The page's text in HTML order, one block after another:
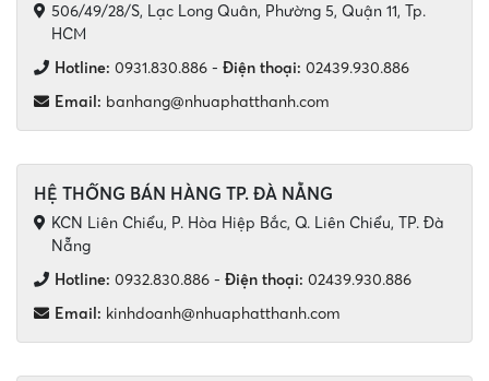
506/49/28/S, Lạc Long Quân, Phường 5, Quận 11, Tp.
HCM
Hotline: 0931.830.886 - Điện thoại: 02439.930.886
Email: banhang@nhuaphatthanh.com
HỆ THỐNG BÁN HÀNG TP. ĐÀ NẴNG
KCN Liên Chiểu, P. Hòa Hiệp Bắc, Q. Liên Chiểu, TP. Đà
Nẵng
Hotline: 0932.830.886 - Điện thoại: 02439.930.886
Email: kinhdoanh@nhuaphatthanh.com